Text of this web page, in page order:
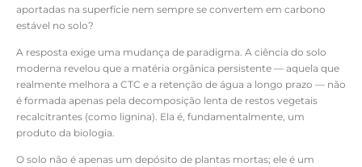
aportadas na superfície nem sempre se convertem em carbono
estável no solo?
A resposta exige uma mudança de paradigma. A ciência do solo
moderna revelou que a matéria orgânica persistente — aquela que
realmente melhora a CTC e a retenção de água a longo prazo — não
é formada apenas pela decomposição lenta de restos vegetais
recalcitrantes (como lignina). Ela é, fundamentalmente, um
produto da biologia.
O solo não é apenas um depósito de plantas mortas; ele é um